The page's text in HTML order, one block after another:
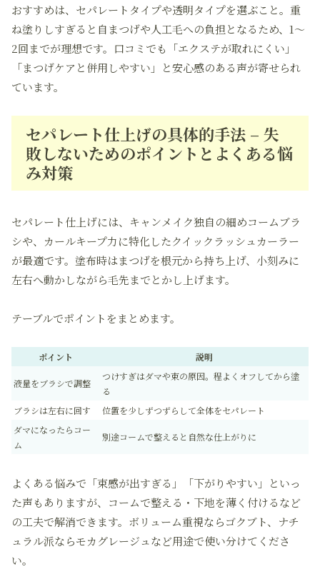
おすすめは、セパレートタイプや透明タイプを選ぶこと。重
ね塗りしすぎると自まつげや人工毛への負担となるため、1～
2回までが理想です。口コミでも「エクステが取れにくい」
「まつげケアと併用しやすい」と安心感のある声が寄せられ
ています。
セパレート仕上げの具体的手法 – 失
敗しないためのポイントとよくある悩
み対策
セパレート仕上げには、キャンメイク独自の細めコームブラ
シや、カールキープ力に特化したクイックラッシュカーラー
が最適です。塗布時はまつげを根元から持ち上げ、小刻みに
左右へ動かしながら毛先までとかし上げます。
テーブルでポイントをまとめます。
ポイント 説明
液量をブラシで調整
つけすぎはダマや束の原因。程よくオフしてから塗
る
ブラシは左右に回す
位置を少しずつずらして全体をセパレート
ダマになったらコー
ム
別途コームで整えると自然な仕上がりに
よくある悩みで「束感が出すぎる」「下がりやすい」といっ
た声もありますが、コームで整える・下地を薄く付けるなど
の工夫で解消できます。ボリューム重視ならゴクブト、ナチ
ュラル派ならモカグレージュなど用途で使い分けてくださ
い。